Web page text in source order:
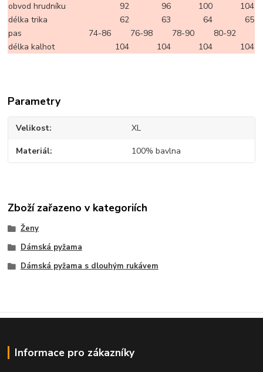
obvod hrudníku
92 96 100
104
délka trika
62 63 64
65
pas
74-86 76-98 78-90
80-92
délka kalhot
104 104 104 104
Parametry
Velikost XL
Materiál 100% bavlna
Zboží zařazeno v kategoriích
Ženy
Dámská pyžama
Dámská pyžama s dlouhým rukávem
Informace pro zákazníky